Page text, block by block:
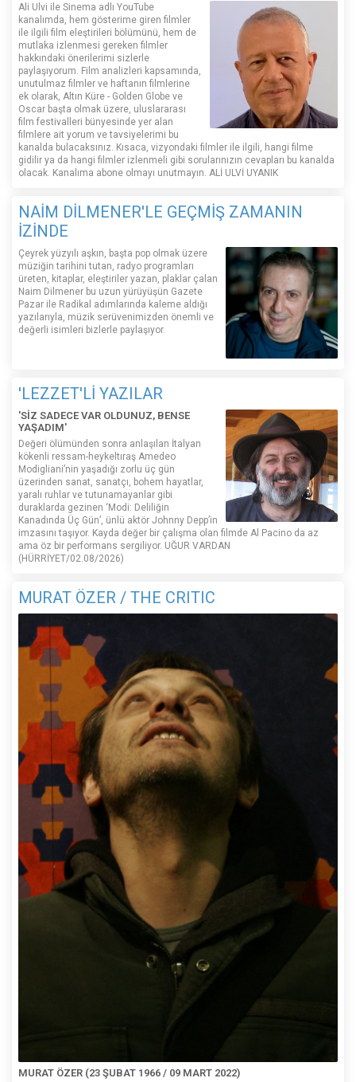
Ali Ulvi ile Sinema adlı YouTube
kanalımda, hem gösterime giren filmler
ile ilgili film eleştirileri bölümünü, hem de
mutlaka izlenmesi gereken filmler
hakkındaki önerilerimi sizlerle
paylaşıyorum. Film analizleri kapsamında,
unutulmaz filmler ve haftanın filmlerine
ek olarak, Altın Küre - Golden Globe ve
Oscar başta olmak üzere, uluslararası
film festivalleri bünyesinde yer alan
filmlere ait yorum ve tavsiyelerimi bu
kanalda bulacaksınız. Kısaca, vizyondaki filmler ile ilgili, hangi filme
gidilir ya da hangi filmler izlenmeli gibi sorularınızın cevapları bu kanalda
olacak. Kanalıma abone olmayı unutmayın. ALİ ULVİ UYANIK
NAİM DİLMENER'LE GEÇMİŞ ZAMANIN
İZİNDE
Çeyrek yüzyılı aşkın, başta pop olmak üzere
müziğin tarihini tutan, radyo programları
üreten, kitaplar, eleştiriler yazan, plaklar çalan
Naim Dilmener bu uzun yürüyüşün Gazete
Pazar ile Radikal adımlarında kaleme aldığı
yazılarıyla, müzik serüvenimizden önemli ve
değerli isimleri bizlerle paylaşıyor.
'LEZZET'Lİ YAZILAR
'SİZ SADECE VAR OLDUNUZ, BENSE
YAŞADIM'
Değeri ölümünden sonra anlaşılan İtalyan
kökenli ressam-heykeltıraş Amedeo
Modigliani’nin yaşadığı zorlu üç gün
üzerinden sanat, sanatçı, bohem hayatlar,
yaralı ruhlar ve tutunamayanlar gibi
duraklarda gezinen ‘Modi: Deliliğin
Kanadında Üç Gün’, ünlü aktör Johnny Depp’in
imzasını taşıyor. Kayda değer bir çalışma olan filmde Al Pacino da az
ama öz bir performans sergiliyor. UĞUR VARDAN
(HÜRRİYET/02.08/2026)
MURAT ÖZER / THE CRITIC
MURAT ÖZER (23 ŞUBAT 1966 / 09 MART 2022)